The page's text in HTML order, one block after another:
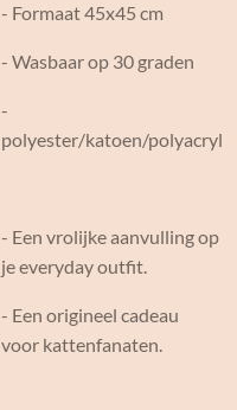
- Formaat 45x45 cm
- Wasbaar op 30 graden
-
polyester/katoen/polyacryl
- Een vrolijke aanvulling op
je everyday outfit.
- Een origineel cadeau
voor kattenfanaten.